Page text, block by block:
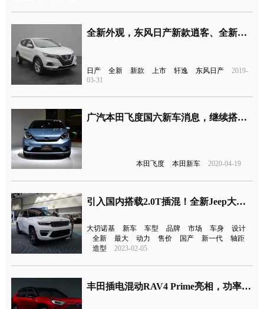
全新外观，东风日产新款逍客、全新轩逸年内上市
日产 全新 新款 上市 轩逸 东风日产
2019-
03-31
广汽本田飞度国六新车消息，继续搭载1.5L直列四缸发动机
本田飞度 本田新车 2020-04-19
引入国内搭载2.0T插混！全新Jeep大切诺基4xe发布
大切诺基 新车 车型 品牌 市场 车身
设计
全新
最大 动力 售价 国产 新一代
轴距
造型
2023-02-05
丰田插电混动RAV4 Prime亮相，功率提至302马力